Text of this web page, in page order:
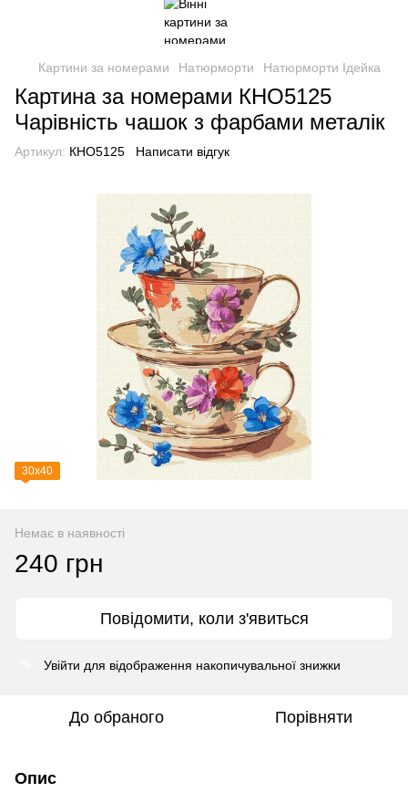
Картини за номерами Натюрморти Натюрморти Ідейка
Картина за номерами КНО5125
Чарівність чашок з фарбами металік
Артикул: КНО5125 Написати відгук
30х40
Немає в наявності
240 грн
Повідомити, коли з'явиться
Увійти для відображення накопичувальної знижки
До обраного Порівняти
Опис